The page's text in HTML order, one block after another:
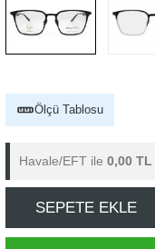
Ölçü Tablosu
Havale/EFT ile 0,00 TL
SEPETE EKLE